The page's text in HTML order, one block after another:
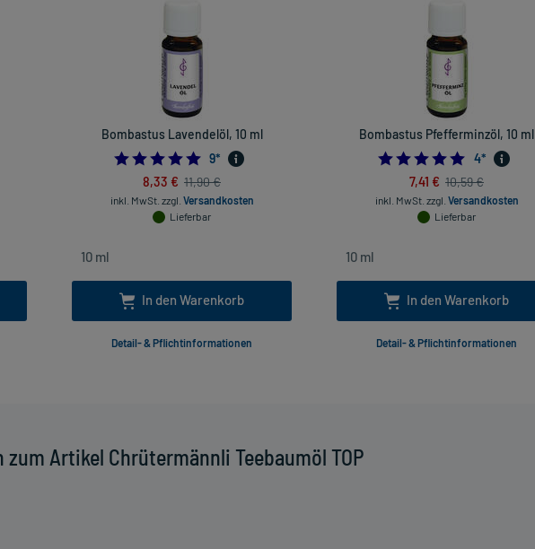
Artikel Chrütermännli Teebaumöl TOP
Bombastus Lavendelöl, 10 ml
5.0
9*
8,33 € 11,90 €
inkl. MwSt. zzgl. Versandkosten
Lieferbar
In den Warenkorb
Detail- & Pflichtinformationen
Bombastus Pfefferminzöl, 10 ml
4.75
4*
7,41 € 10,59 €
inkl. MwSt. zzgl. Versandkosten
Lieferbar
In den Warenkorb
Detail- & Pflichtinformationen